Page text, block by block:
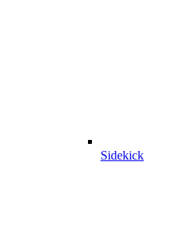
Sidekick